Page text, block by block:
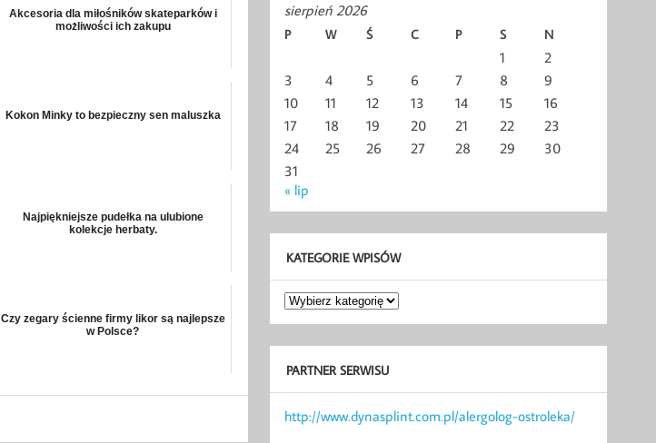
Akcesoria dla miłośników skateparków i
możliwości ich zakupu
Kokon Minky to bezpieczny sen maluszka
Najpiękniejsze pudełka na ulubione
kolekcje herbaty.
Czy zegary ścienne firmy likor są najlepsze
w Polsce?
sierpień 2026
P W Ś C P S N
1
2
3
4 5 6 7 8
9
10
11 12 13 14 15
16
17
18 19 20 21 22
23
24
25 26 27 28 29
30
31
« lip
KATEGORIE WPISÓW
Kategorie
wpisów
PARTNER SERWISU
http://www.dynasplint.com.pl/alergolog-ostroleka/